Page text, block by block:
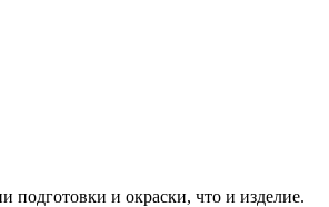
подготовки и окраски, что и изделие.